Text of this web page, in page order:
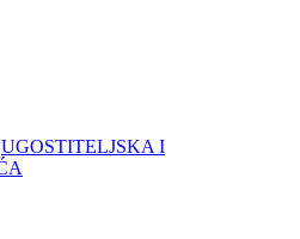
UGOSTITELJSKA I